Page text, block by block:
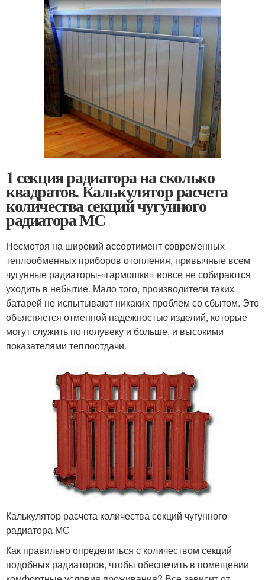
1 секция радиатора на сколько
квадратов. Калькулятор расчета
количества секций чугунного
радиатора МС
Несмотря на широкий ассортимент современных
теплообменных приборов отопления, привычные всем
чугунные радиаторы-«гармошки» вовсе не собираются
уходить в небытие. Мало того, производители таких
батарей не испытывают никаких проблем со сбытом. Это
объясняется отменной надежностью изделий, которые
могут служить по полувеку и больше, и высокими
показателями теплоотдачи.
Калькулятор расчета количества секций чугунного
радиатора МС
Как правильно определиться с количеством секций
подобных радиаторов, чтобы обеспечить в помещении